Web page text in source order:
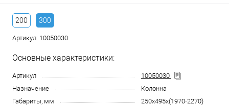
200 300
Артикул: 10050030
Основные характеристики:
Артикул
10050030
Назначение
Колонна
Габариты, мм
250x495x(1970-2270)